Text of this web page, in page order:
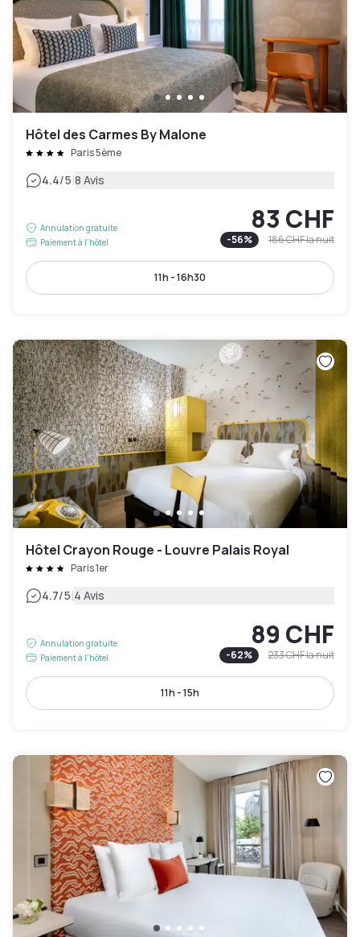
Hôtel des Carmes By Malone
Paris 5ème
4.4/5|8 Avis
Annulation gratuite
Paiement à l'hôtel
83 CHF
-56% 186 CHFla nuit
11h - 16h30
Hôtel Crayon Rouge - Louvre Palais Royal
Paris 1er
4.7/5|4 Avis
Annulation gratuite
Paiement à l'hôtel
89 CHF
-62% 233 CHFla nuit
11h - 15h